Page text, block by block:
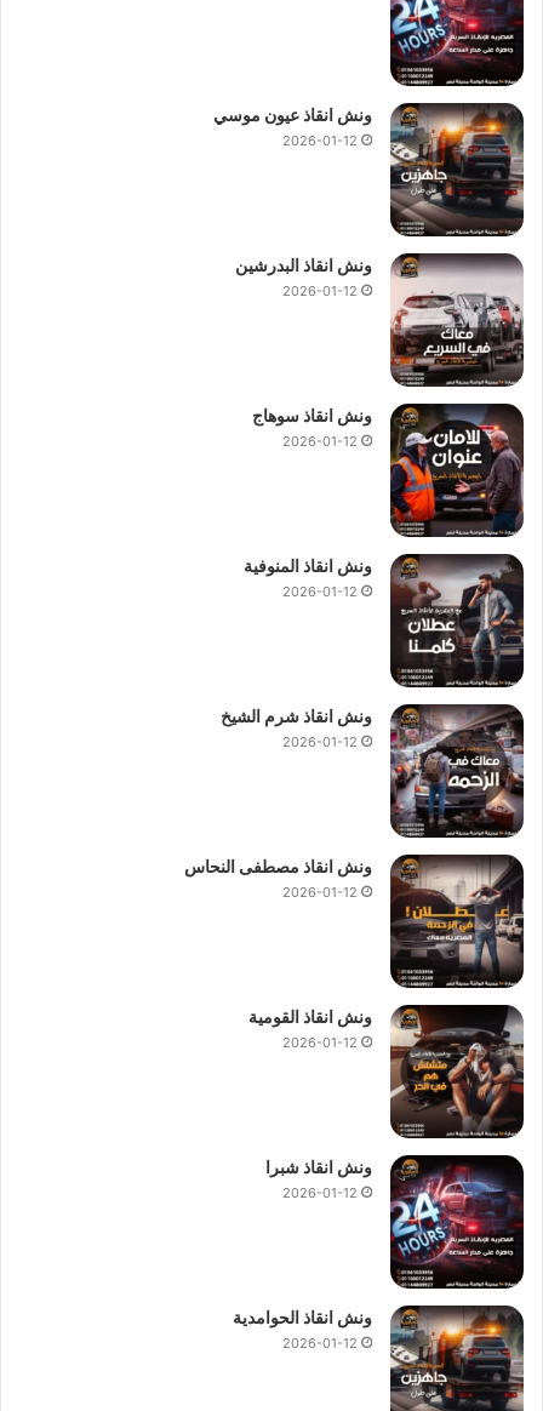
ونش انقاذ عيون موسي
2026-01-12
ونش انقاذ البدرشين
2026-01-12
ونش انقاذ سوهاج
2026-01-12
ونش انقاذ المنوفية
2026-01-12
ونش انقاذ شرم الشيخ
2026-01-12
ونش انقاذ مصطفى النحاس
2026-01-12
ونش انقاذ القومية
2026-01-12
ونش انقاذ شبرا
2026-01-12
ونش انقاذ الحوامدية
2026-01-12